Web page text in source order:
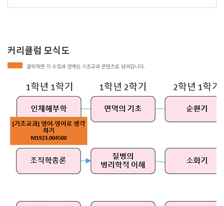
커리큘럼 모식도
클릭하면 각 수업과 연계된 기초교과 콘텐츠로 넘어갑니다.